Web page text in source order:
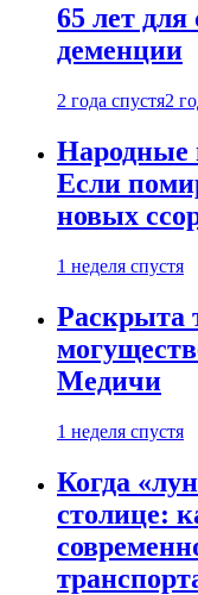
65 лет
деменции
2 года спустя2
Народные
Если
новых
1 неделя спустя
Раскрыта
Медичи
1 неделя спустя
Когда
столице: